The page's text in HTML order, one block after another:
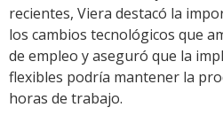
recientes, Viera destacó la
los cambios tecnológicos que
de empleo y aseguró que la
flexibles podría mantener la
horas de trabajo.